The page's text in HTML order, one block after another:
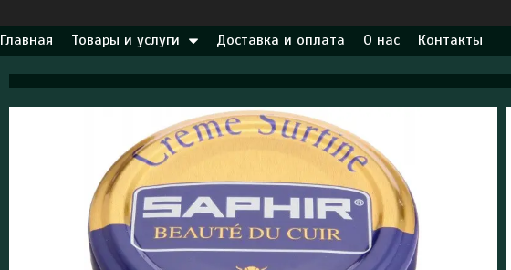
Главная Товары и услуги Доставка и оплата О нас Контакты